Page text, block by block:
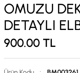
OMUZU
DETAYLI
900.00 TL